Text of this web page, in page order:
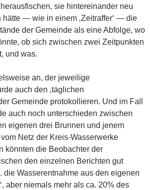
sie hintereinander neu
hätte — wie in einem ‚Zeitraffer‘ — die
der Gemeinde als eine Abfolge, wo
ob sich zwischen zwei Zeitpunkten
und was.
an, der jeweilige
auch den ‚täglichen
Gemeinde protokollieren. Und im Fall
auch noch unterschieden zwischen
eigenen drei Brunnen und jenem
Netz der Kreis-Wasserwerke
könnten die Beobachter der
den einzelnen Berichten gut
die Wasserentnahme aus den eigenen
aber niemals mehr als ca. 20% des